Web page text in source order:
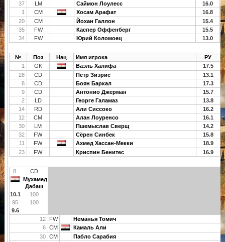
37
LM Саймон Лоулесс
16.0
1
CM Хосам Арафат
16.8
20
CM Йохан Галлон
15.4
35
FW Каспер Оффенберг
15.5
34
FW Юрий Коломоец 13.0
№ Поз Нац Имя игрока
РУ
1
GK Ваэль Халифа
17.5
28
CD Петр Зиэрис
13.1
8
CD Боян Баркал
17.3
9
CD Антонио Джерман
15.7
2
LD Георге Галамаз
13.8
14
RD Али Сиссоко
16.2
12
CM Алан Лоуренсо
16.1
30
LM Пшемыслав Сверщ
14.2
32
FW Сёрен Синбек
15.8
11
FW Ахмед Хассан-Мекки
18.9
23
FW Криспин Бенитес 16.9
8
CD
Мухамед
Дабаш
10.1
100
95
100
9.6
12
FW
Неманья Томич
6
CM
Камаль Али
30
CM Пабло Сарабия